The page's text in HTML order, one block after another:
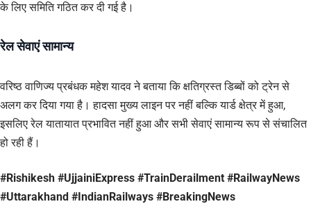
के लिए समिति गठित कर दी गई है।
रेल सेवाएं सामान्य
वरिष्ठ वाणिज्य प्रबंधक महेश यादव ने बताया कि क्षतिग्रस्त डिब्बों को ट्रेन से
अलग कर दिया गया है। हादसा मुख्य लाइन पर नहीं बल्कि यार्ड क्षेत्र में हुआ,
इसलिए रेल यातायात प्रभावित नहीं हुआ और सभी सेवाएं सामान्य रूप से संचालित
हो रही हैं।
#Rishikesh #UjjainiExpress #TrainDerailment #RailwayNews
#Uttarakhand #IndianRailways #BreakingNews